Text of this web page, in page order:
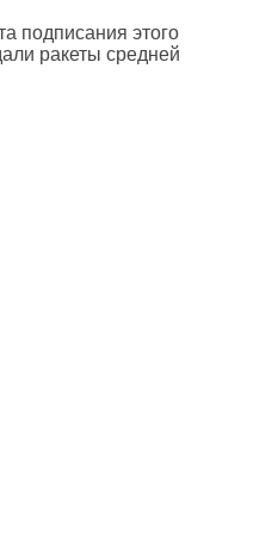
подписания этого
ракеты средней